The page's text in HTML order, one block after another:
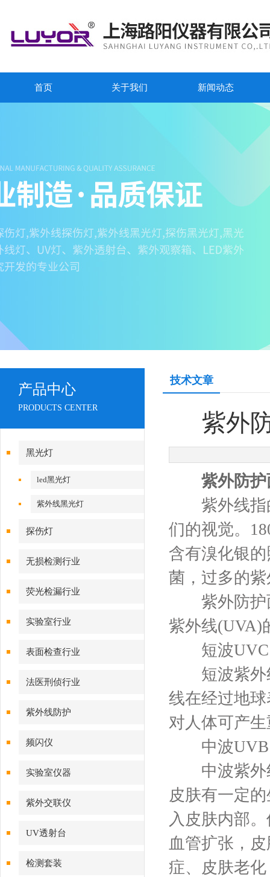
首页 关于我们 新闻动态
产品中心
PRODUCTS CENTER
黑光灯
led黑光灯
紫外线黑光灯
探伤灯
无损检测行业
荧光检漏行业
实验室行业
表面检查行业
法医刑侦行业
紫外线防护
频闪仪
实验室仪器
紫外交联仪
UV透射台
检测套装
技术文章
紫外
紫外防
紫外线指的
们的视觉。
含有溴化银
菌，过多的
紫外防护面
紫外线(UVA)
短波UVC
短波紫外线
线在经过地
对人体可产
中波UVB
中波紫外线
皮肤有一定
入皮肤内部
血管扩张，
症、皮肤老